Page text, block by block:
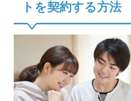
トを契約する方法